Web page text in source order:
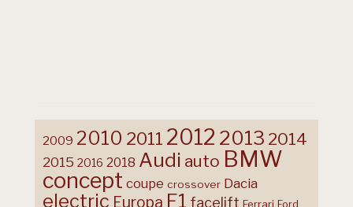
2009 2010 2011 2012 2013 2014
2015 2016 2018 Audi auto BMW
concept coupe crossover Dacia
electric Europa F1 facelift Ferrari Ford